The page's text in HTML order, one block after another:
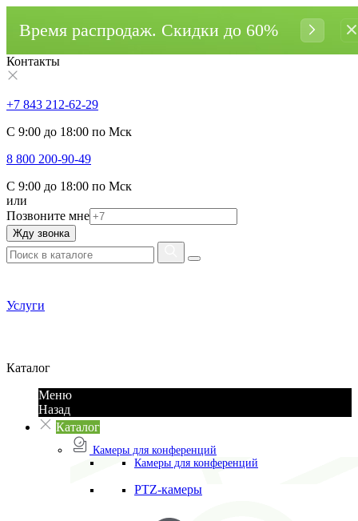
Время распродаж. Cкидки до 60%
Контакты
+7 843 212-62-29
С 9:00 до 18:00 по Мск
8 800 200-90-49
С 9:00 до 18:00 по Мск
или
Позвоните мне
Жду звонка
Услуги
Каталог
Меню
Назад
Каталог
Камеры для конференций
Камеры для конференций
PTZ-камеры